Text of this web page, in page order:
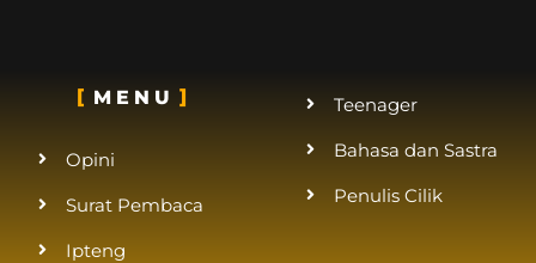
MENU
Opini
Surat Pembaca
Ipteng
Teenager
Bahasa dan Sastra
Penulis Cilik